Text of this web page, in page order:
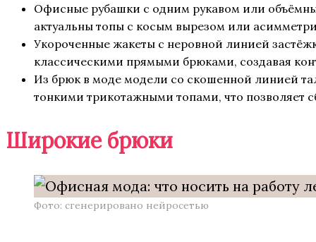
Офисные рубашки с одним рукавом или
актуальны топы с косым вырезом или
Укороченные жакеты с неровной линией
классическими прямыми брюками, создавая
Из брюк в моде модели со скошенной линией
тонкими трикотажными топами, что позволяет
Широкие брюки
Фото: сгенерировано нейросетью